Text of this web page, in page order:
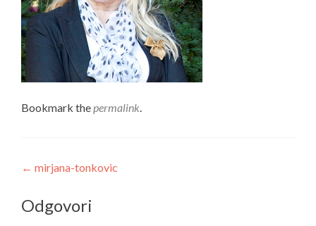
Bookmark thepermalink.
Post
navigation
← mirjana-tonkovic
Odgovori